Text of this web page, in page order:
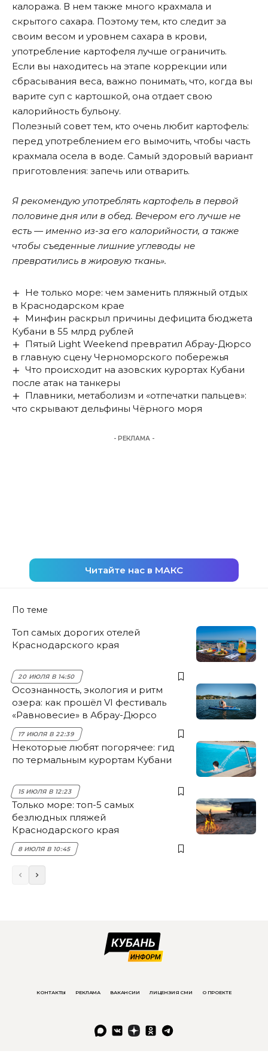
калоража. В нем также много крахмала и
скрытого сахара. Поэтому тем, кто следит за
своим весом и уровнем сахара в крови,
употребление картофеля лучше ограничить.
Если вы находитесь на этапе коррекции или
сбрасывания веса, важно понимать, что, когда вы
варите суп с картошкой, она отдает свою
калорийность бульону.
Полезный совет тем, кто очень любит картофель:
перед употреблением его вымочить, чтобы часть
крахмала осела в воде. Самый здоровый вариант
приготовления: запечь или отварить.
Я рекомендую употреблять картофель в первой
половине дня или в обед. Вечером его лучше не
есть — именно из-за его калорийности, а также
чтобы съеденные лишние углеводы не
превратились в жировую ткань».
Не только море: чем заменить пляжный отдых
в Краснодарском крае
Минфин раскрыл причины дефицита бюджета
Кубани в 55 млрд рублей
Пятый Light Weekend превратил Абрау-Дюрсо
в главную сцену Черноморского побережья
Что происходит на азовских курортах Кубани
после атак на танкеры
Плавники, метаболизм и «отпечатки пальцев»:
что скрывают дельфины Чёрного моря
- РЕКЛАМА -
Читайте нас в МАКС
По теме
Топ самых дорогих отелей
Краснодарского края
20 ИЮЛЯ В 14:50
Осознанность, экология и ритм
озера: как прошёл VI фестиваль
«Равновесие» в Абрау-Дюрсо
17 ИЮЛЯ В 22:39
Некоторые любят погорячее: гид
по термальным курортам Кубани
15 ИЮЛЯ В 12:23
Только море: топ-5 самых
безлюдных пляжей
Краснодарского края
8 ИЮЛЯ В 10:45
КОНТАКТЫ РЕКЛАМА ВАКАНСИИ ЛИЦЕНЗИЯ СМИ О ПРОЕКТЕ